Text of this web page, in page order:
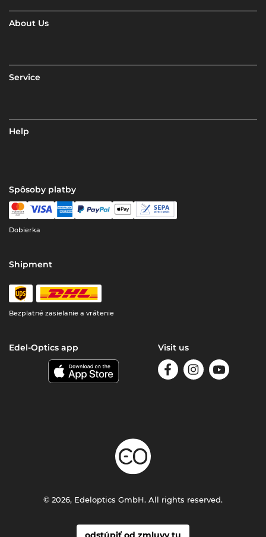
About Us
Service
Help
Spôsoby platby
Dobierka
Shipment
Bezplatné zasielanie a vrátenie
Edel-Optics app Visit us
© 2026, Edeloptics GmbH. All rights reserved.